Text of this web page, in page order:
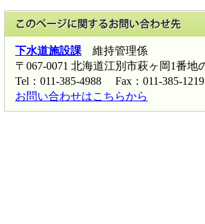
下水道施設課 維持管理係
〒067-0071 北海道江別市萩ヶ岡1番
Tel：011-385-4988 Fax：011-385-1219
お問い合わせはこちらから